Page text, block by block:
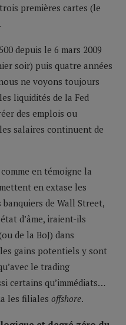
premières cartes (le
depuis le 6 mars 2009
soir) puis quatre années
ne voyons toujours
liquidités de la Fed
des emplois ou
salaires continuent de
en témoigne la
en extase les
de Wall Street,
d’âme, iraient-ils
de la BoJ) dans
gains potentiels y sont
le trading
certains qu’immédiats…
les filiales offshore.